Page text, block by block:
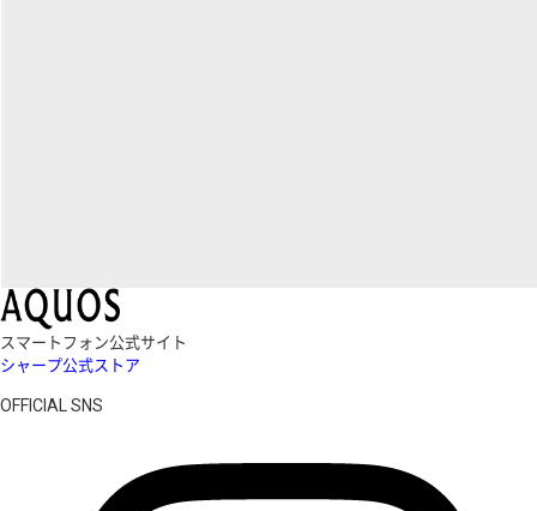
スマートフォン公式サイト
シャープ公式ストア
OFFICIAL SNS